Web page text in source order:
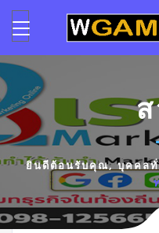
ยินดีต้อนรับคุณ,บุคคล